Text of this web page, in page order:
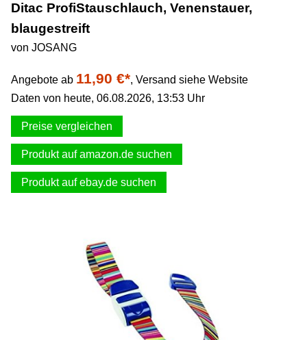
Support & Newsletter
Presse
Datenschutz
Impressum
Ditac ProfiStauschlauch, Venenstauer,
blaugestreift
von JOSANG
Angebote ab 11,90 €*, Versand siehe Website
Daten von heute, 06.08.2026, 13:53 Uhr
Preise vergleichen
Produkt auf amazon.de suchen
Produkt auf ebay.de suchen